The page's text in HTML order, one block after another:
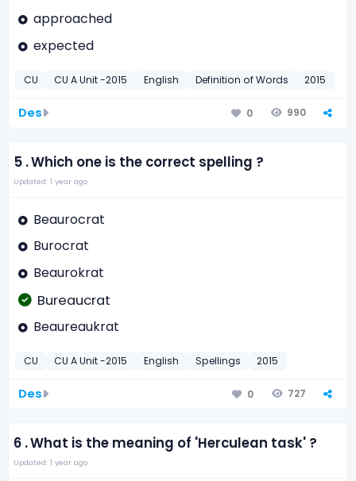
approached
expected
CU CU A Unit -2015 English Definition of Words 2015
Des 0 990
5 .Which one is the correct spelling ?
Updated: 1 year ago
Beaurocrat
Burocrat
Beaurokrat
Bureaucrat
Beaureaukrat
CU CU A Unit -2015 English Spellings 2015
Des 0 727
6 .What is the meaning of 'Herculean task' ?
Updated: 1 year ago